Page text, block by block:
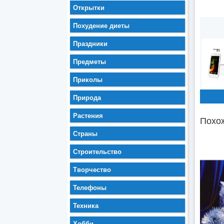
Открытки
Похудение диеты
Праздники
Предметы
Приколы
Природа
Растения
Страны
Строительство
Творчество
Телефоны
Техника